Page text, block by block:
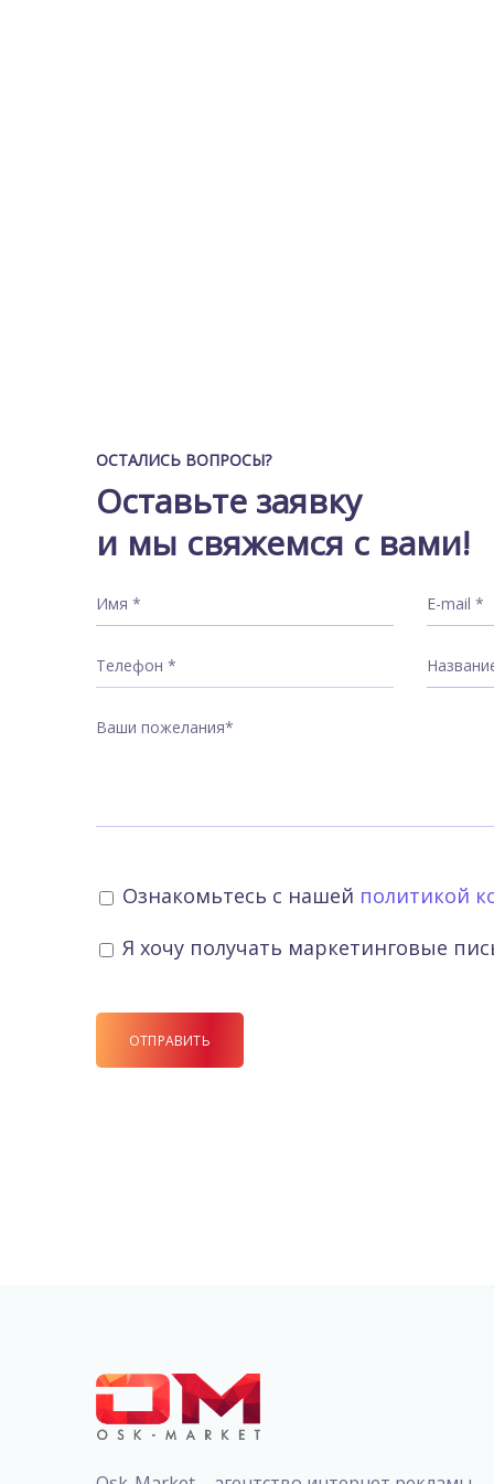
ОСТАЛИСЬ ВОПРОСЫ?
Оставьте заявку
и мы свяжемся с вами!
Ознакомьтесь с нашей политикой
Я хочу получать маркетинговые